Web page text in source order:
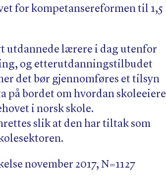
for kompetansereformen til 1,5
utdannede lærere i dag utenfor
og etterutdanningstilbudet
det bør gjennomføres et tilsyn
på bordet om hvordan skoleeiere
i norsk skole.
slik at den har tiltak som
november 2017, N=1127